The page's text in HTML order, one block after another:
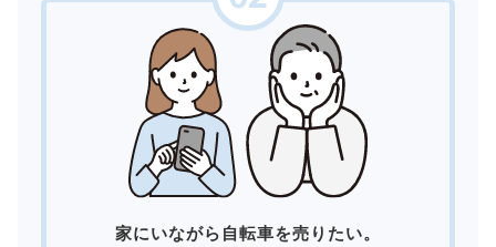
家にいながら自転車を売りたい。